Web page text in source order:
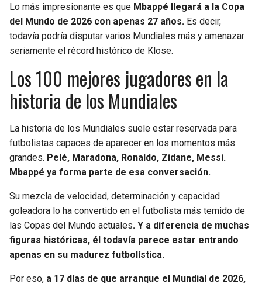
Lo más impresionante es que Mbappé llegará a la Copa
del Mundo de 2026 con apenas 27 años. Es decir,
todavía podría disputar varios Mundiales más y amenazar
seriamente el récord histórico de Klose.
Los 100 mejores jugadores en la
historia de los Mundiales
La historia de los Mundiales suele estar reservada para
futbolistas capaces de aparecer en los momentos más
grandes. Pelé, Maradona, Ronaldo, Zidane, Messi.
Mbappé ya forma parte de esa conversación.
Su mezcla de velocidad, determinación y capacidad
goleadora lo ha convertido en el futbolista más temido de
las Copas del Mundo actuales. Y a diferencia de muchas
figuras históricas, él todavía parece estar entrando
apenas en su madurez futbolística.
Por eso, a 17 días de que arranque el Mundial de 2026,